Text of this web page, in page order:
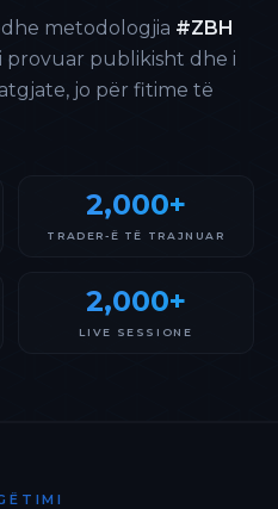
metodologjia #ZBH
provuar publikisht dhe i
jo për fitime të
2,000+
TRADER-Ë TË TRAJNUAR
2,000+
LIVE SESSIONE